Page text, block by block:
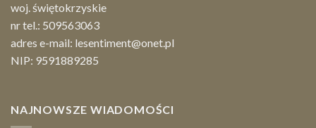
woj. świętokrzyskie
nr tel.: 509563063
adres e-mail: lesentiment@onet.pl
NIP: 9591889285
NAJNOWSZE WIADOMOŚCI